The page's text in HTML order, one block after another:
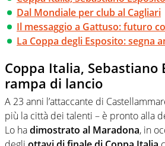
Dal Mondiale per club al Cagliari
Il messaggio a Gattuso: futuro
La Coppa degli Esposito: segna
Coppa Italia, Sebastiano
rampa di lancio
A 23 anni l’attaccante di
più la città dei talenti – è pronto alla
Lo hadimostrato al Maradona, in